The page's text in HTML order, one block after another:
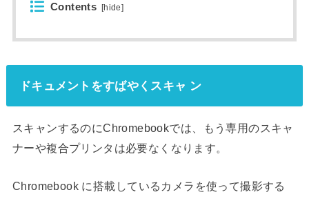
Contents [hide]
ドキュメントをすばやくスキャ ン
スキャンするのにChromebookでは、もう専用のスキャ
ナーや複合プリンタは必要なくなります。
Chromebook に搭載しているカメラを使って撮影する